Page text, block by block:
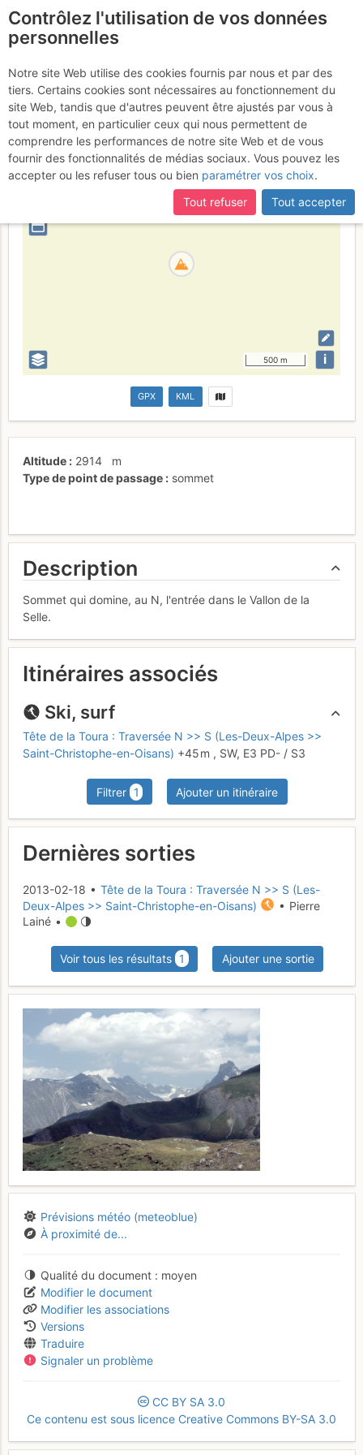
Tête de la Toura
France Isère Écrins
+
–
500 m i
GPX KML
Altitude 2914
m
Type de point de passage
sommet
Description
Sommet qui domine, au N, l'entrée dans le Vallon de la
Selle.
Itinéraires associés
Ski, surf
Tête de la Toura : Traversée N >> S (Les-Deux-Alpes >>
Saint-Christophe-en-Oisans) +45 m , SW, E3 PD- / S3
Filtrer 1 Ajouter un itinéraire
Dernières sorties
2013-02-18 • Tête de la Toura : Traversée N >> S (Les-
Deux-Alpes >> Saint-Christophe-en-Oisans)
• Pierre
Lainé •
Voir tous les résultats 1 Ajouter une sortie
Prévisions météo (meteoblue)
À proximité de...
Qualité du document
moyen
Modifier le document
Modifier les associations
Versions
Traduire
Signaler un problème
CC BY SA 3.0
Ce contenu est sous licence Creative Commons BY-SA 3.0
Contrôlez l'utilisation de vos données
personnelles
Notre site Web utilise des cookies fournis par nous et par des
tiers. Certains cookies sont nécessaires au fonctionnement du
site Web, tandis que d'autres peuvent être ajustés par vous à
tout moment, en particulier ceux qui nous permettent de
comprendre les performances de notre site Web et de vous
fournir des fonctionnalités de médias sociaux. Vous pouvez les
accepter ou les refuser tous ou bien paramétrer vos choix.
Tout refuser
Tout accepter